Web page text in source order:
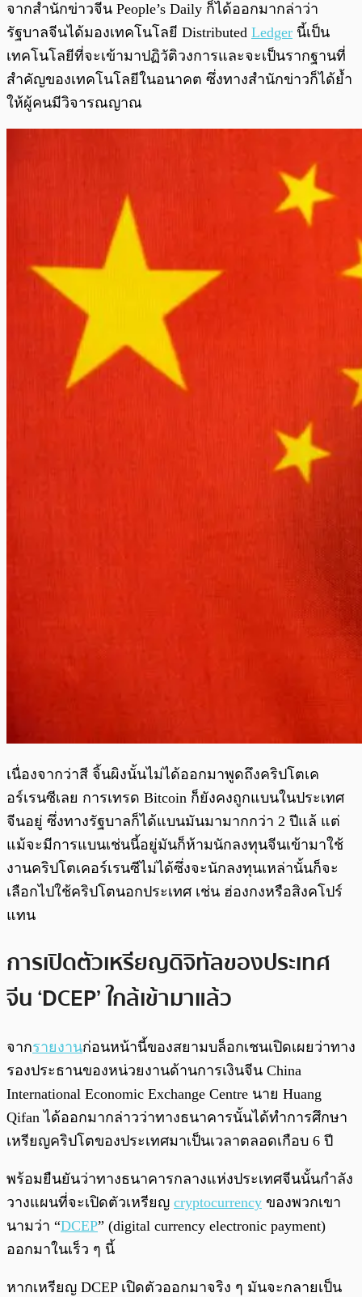
จากสำนักข่าวจีน People’s Daily ก็ได้ออกมากล่าว่า
รัฐบาลจีนได้มองเทคโนโลยี Distributed Ledger นี้เป็น
เทคโนโลยีที่จะเข้ามาปฏิวัติวงการและจะเป็นรากฐานที่
สำคัญของเทคโนโลยีในอนาคต ซึ่งทางสำนักข่าวก็ได้ย้ำ
ให้ผู้คนมีวิจารณญาณ
เนื่องจากว่าสี จิ้นผิงนั้นไม่ได้ออกมาพูดถึงคริปโตเค
อร์เรนซีเลย การเทรด Bitcoin ก็ยังคงถูกแบนในประเทศ
จีนอยู่ ซึ่งทางรัฐบาลก็ได้แบนมันมามากกว่า 2 ปีแล้ แต่
แม้จะมีการแบนเช่นนี้อยู่มันก็ห้ามนักลงทุนจีนเข้ามาใช้
งานคริปโตเคอร์เรนซีไม่ได้ซึ่งจะนักลงทุนเหล่านั้นก็จะ
เลือกไปใช้คริปโตนอกประเทศ เช่น ฮ่องกงหรือสิงคโปร์
แทน
การเปิดตัวเหรียญดิจิทัลของประเทศ
จีน ‘DCEP’ ใกล้เข้ามาแล้ว
จากรายงานก่อนหน้านี้ของสยามบล็อกเชนเปิดเผยว่าทาง
รองประธานของหน่วยงานด้านการเงินจีน China
International Economic Exchange Centre นาย Huang
Qifan ได้ออกมากล่าวว่าทางธนาคารนั้นได้ทำการศึกษา
เหรียญคริปโตของประเทศมาเป็นเวลาตลอดเกือบ 6 ปี
พร้อมยืนยันว่าทางธนาคารกลางแห่งประเทศจีนนั้นกำลัง
วางแผนที่จะเปิดตัวเหรียญ cryptocurrency ของพวกเขา
นามว่า “DCEP” (digital currency electronic payment)
ออกมาในเร็ว ๆ นี้
หากเหรียญ DCEP เปิดตัวออกมาจริง ๆ มันจะกลายเป็น